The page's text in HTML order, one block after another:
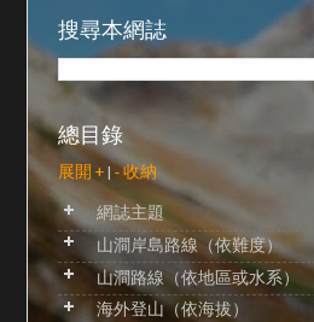
搜尋本網誌
總目錄
展開 +| - 收納
網誌主題
山澗岸島路線（依難度）
山澗路線（依地區或水系）
海外登山（依海拔）